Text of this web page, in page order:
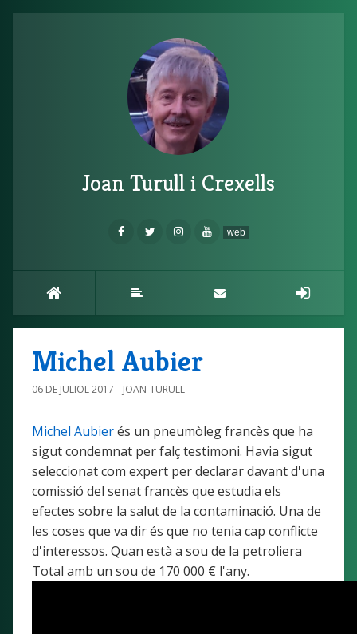
Joan Turull i Crexells
web
Michel Aubier
06 DE JULIOL 2017 JOAN-TURULL
Michel Aubierés un pneumòleg francès que ha
sigut condemnat per falç testimoni. Havia sigut
seleccionat com expert per declarar davant d'una
comissió del senat francès que estudia els
efectes sobre la salut de la contaminació. Una de
les coses que va dir és que no tenia cap conflicte
d'interessos. Quan està a sou de la petroliera
Total amb un sou de 170 000 € l'any.